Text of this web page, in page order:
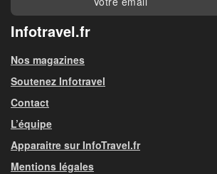
Infotravel.fr
Nos magazines
Soutenez Infotravel
Contact
L’équipe
Apparaitre sur InfoTravel.fr
Mentions légales